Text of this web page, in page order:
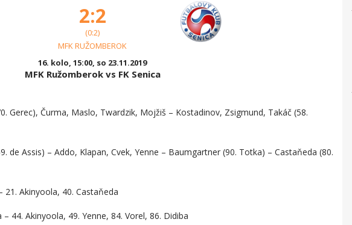
2:2
(0:2)
MFK RUŽOMBEROK
16. kolo, 15:00, so 23.11.2019
MFK Ružomberok vs FK Senica
Gerec), Čurma, Maslo, Twardzik, Mojžiš – Kostadinov, Zsigmund, Takáč (58.
de Assis) – Addo, Klapan, Cvek, Yenne – Baumgartner (90. Totka) – Castaňeda (80.
21. Akinyoola, 40. Castaňeda
44. Akinyoola, 49. Yenne, 84. Vorel, 86. Didiba